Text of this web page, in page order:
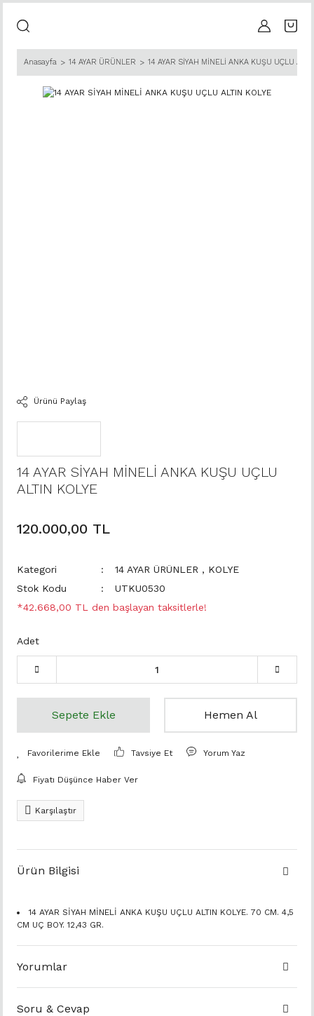
Anasayfa 14 AYAR ÜRÜNLER 14 AYAR SİYAH MİNELİ ANKA KUŞU UÇLU
Ürünü Paylaş
14 AYAR SİYAH MİNELİ ANKA KUŞU UÇLU
ALTIN KOLYE
120.000,00 TL
Kategori 14 AYAR ÜRÜNLER , KOLYE
Stok Kodu
UTKU0530
*42.668,00 TL den başlayan taksitlerle!
Adet
Sepete Ekle Hemen Al
Tavsiye Et Yorum Yaz
Fiyatı Düşünce Haber Ver
Karşılaştır
Ürün Bilgisi
14 AYAR SİYAH MİNELİ ANKA KUŞU UÇLU ALTIN KOLYE. 70 CM. 4,5
CM UÇ BOY. 12,43 GR.
Yorumlar
Soru & Cevap